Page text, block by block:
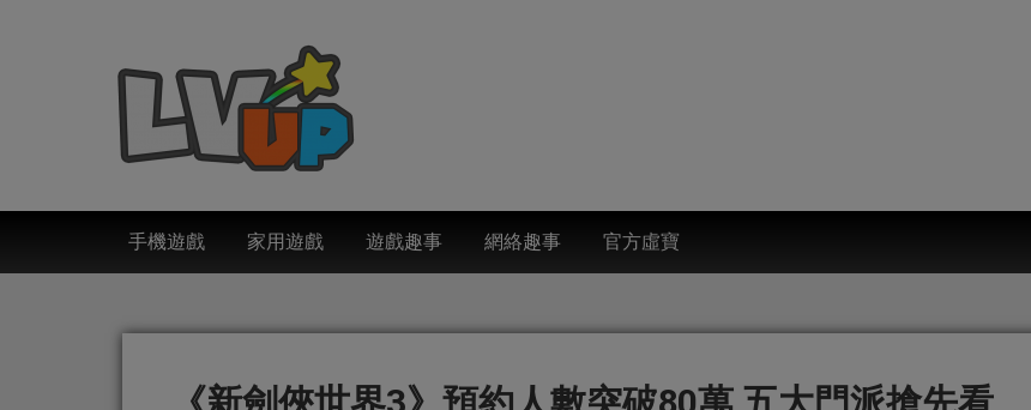
手機遊戲 家用遊戲 遊戲趣事 網絡趣事 官方虛寶